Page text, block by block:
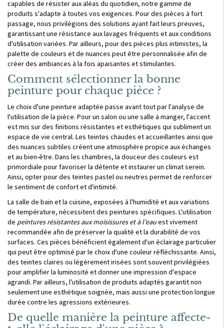
capables de résister aux aléas du quotidien, notre gamme de
produits s'adapte à toutes vos exigences. Pour des pièces à fort
passage, nous privilégions des solutions ayant fait leurs preuves,
garantissant une résistance aux lavages fréquents et aux conditions
d'utilisation variées. Par ailleurs, pour des pièces plus intimistes, la
palette de couleurs et de nuances peut être personnalisée afin de
créer des ambiances à la fois apaisantes et stimulantes.
Comment sélectionner la bonne
peinture pour chaque pièce ?
Le choix d'une peinture adaptée passe avant tout par l'analyse de
l'utilisation de la pièce. Pour un salon ou une salle à manger, l'accent
est mis sur des finitions résistantes et esthétiques qui subliment un
espace de vie central. Les teintes chaudes et accueillantes ainsi que
des nuances subtiles créent une atmosphère propice aux échanges
et au bien-être. Dans les chambres, la douceur des couleurs est
primordiale pour favoriser la détente et instaurer un climat serein.
Ainsi, opter pour des teintes pastel ou neutres permet de renforcer
le sentiment de confort et d'intimité.
La salle de bain et la cuisine, exposées à l'humidité et aux variations
de température, nécessitent des peintures spécifiques. L'utilisation
de peintures résistantes aux moisissures et à l'eauest vivement
recommandée afin de préserver la qualité et la durabilité de vos
surfaces. Ces pièces bénéficient également d'un éclairage particulier
qui peut être optimisé par le choix d'une couleur réfléchissante. Ainsi,
des teintes claires ou légèrement irisées sont souvent privilégiées
pour amplifier la luminosité et donner une impression d'espace
agrandi. Par ailleurs, l'utilisation de produits adaptés garantit non
seulement une esthétique soignée, mais aussi une protection longue
durée contre les agressions extérieures.
De quelle manière la peinture affecte-